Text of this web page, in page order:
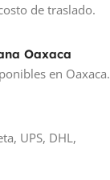
de traslado.
Oaxaca
en Oaxaca.
UPS, DHL,